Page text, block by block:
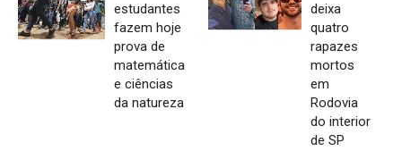
estudantes
fazem hoje
prova de
matemática
e ciências
da natureza
deixa
quatro
rapazes
mortos
em
Rodovia
do interior
de SP